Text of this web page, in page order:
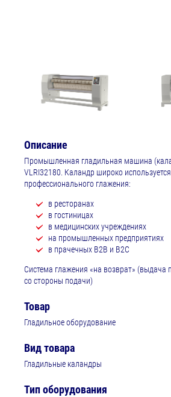
Описание
Промышленная гладильная машина
VLRI32180. Каландр широко
профессионального глажения:
в ресторанах
в гостиницах
в медицинских учреждениях
на промышленных предприятиях
в прачечных B2B и B2C
Система глажения «на возврат» (выдача
со стороны подачи)
Товар
Гладильное оборудование
Вид товара
Гладильные каландры
Тип оборудования